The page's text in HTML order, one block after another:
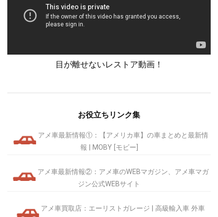
目が離せないレストア動画！
お役立ちリンク集
アメ車最新情報①：【アメリカ車】の車まとめと最新情
報 | MOBY [モビー]
アメ車最新情報②：アメ車のWEBマガジン、アメ車マガ
ジン公式WEBサイト
アメ車買取店：エーリストガレージ | 高級輸入車 外車